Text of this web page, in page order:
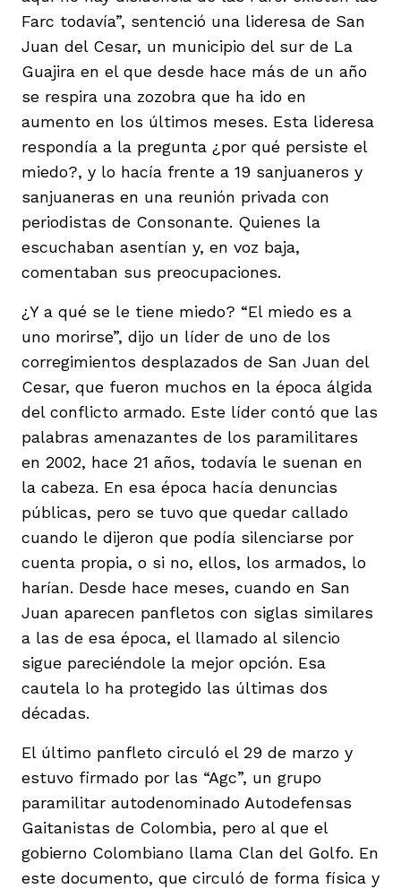
Farc todavía”, sentenció una lideresa de San
Juan del Cesar, un municipio del sur de La
Guajira en el que desde hace más de un año
se respira una zozobra que ha ido en
aumento en los últimos meses. Esta lideresa
respondía a la pregunta ¿por qué persiste el
miedo?, y lo hacía frente a 19 sanjuaneros y
sanjuaneras en una reunión privada con
periodistas de Consonante. Quienes la
escuchaban asentían y, en voz baja,
comentaban sus preocupaciones.
¿Y a qué se le tiene miedo? “El miedo es a
uno morirse”, dijo un líder de uno de los
corregimientos desplazados de San Juan del
Cesar, que fueron muchos en la época álgida
del conflicto armado. Este líder contó que las
palabras amenazantes de los paramilitares
en 2002, hace 21 años, todavía le suenan en
la cabeza. En esa época hacía denuncias
públicas, pero se tuvo que quedar callado
cuando le dijeron que podía silenciarse por
cuenta propia, o si no, ellos, los armados, lo
harían. Desde hace meses, cuando en San
Juan aparecen panfletos con siglas similares
a las de esa época, el llamado al silencio
sigue pareciéndole la mejor opción. Esa
cautela lo ha protegido las últimas dos
décadas.
El último panfleto circuló el 29 de marzo y
estuvo firmado por las “Agc”, un grupo
paramilitar autodenominado Autodefensas
Gaitanistas de Colombia, pero al que el
gobierno Colombiano llama Clan del Golfo. En
este documento, que circuló de forma física y
del Cesar
Ana